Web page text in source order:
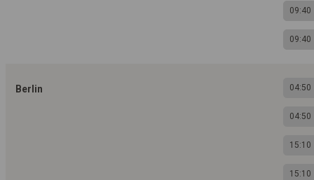
09:40
09:40
Berlin 04:50
04:50
15:10
15:10